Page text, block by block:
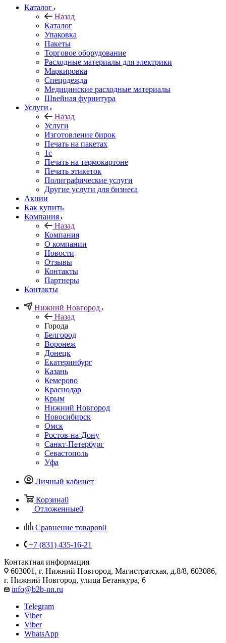
Каталог
Назад
Каталог
Упаковка
Пакеты
Торговое оборудование
Расходные материалы для электрики
Маркировка
Спецодежда
Медицинские расходные материалы
Швейная фурнитура
Услуги
Назад
Услуги
Изготовление бирок
Печать на пакетах
1c
Печать на термокартоне
Печать этикеток
Полиграфические услуги
Другие услуги для бизнеса
Акции
Как купить
Компания
Назад
Компания
О компании
Новости
Отзывы
Контакты
Партнеры
Контакты
Нижний Новгород
Назад
Города
Белгород
Воронеж
Донецк
Екатеринбург
Казань
Кемерово
Краснодар
Крым
Нижний Новгород
Новосибирск
Омск
Ростов-на-Дону
Санкт-Петербург
Севастополь
Уфа
Личный кабинет
Корзина0
Отложенные0
Сравнение товаров0
+7 (831) 435-16-21
Контактная информация
603001, г. Нижний Новгород, Магистратская, д.8/8, 603086,
г. Нижний Новгород, улица Бетанкура, 6
info@b2b-nn.ru
Telegram
Viber
Viber
WhatsApp